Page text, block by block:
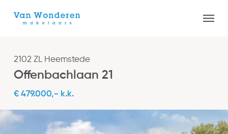
Menu
2102 ZL Heemstede
Offenbachlaan 21
€ 479.000,- k.k.